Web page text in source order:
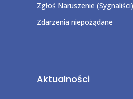
Zgłoś Naruszenie (Sygnaliści)
Zdarzenia niepożądane
Aktualności